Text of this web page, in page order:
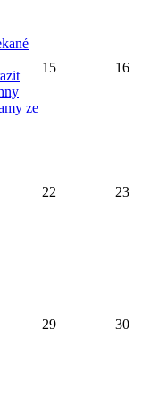
ze
15 16
22 23
29 30